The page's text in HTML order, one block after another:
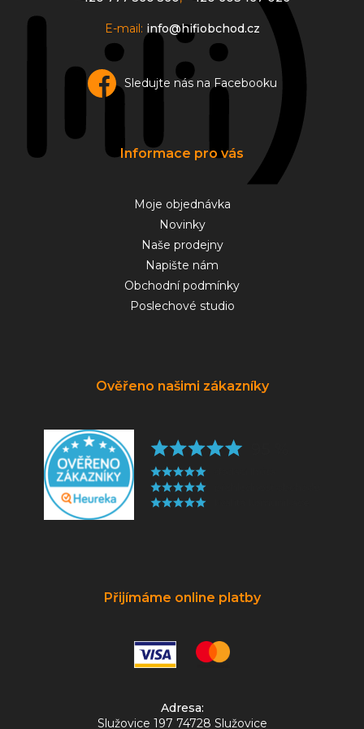
E-mail: info@hifiobchod.cz
Sledujte nás na Facebooku
Informace pro vás
Moje objednávka
Novinky
Naše prodejny
Napište nám
Obchodní podmínky
Poslechové studio
Ověřeno našimi zákazníky
Přijímáme online platby
Adresa:
Služovice 197 74728 Služovice